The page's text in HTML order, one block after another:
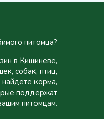
питомца?
в Кишиневе,
собак, птиц,
корма,
поддержат
питомцам.